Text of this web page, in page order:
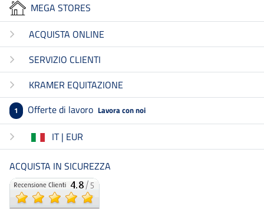
MEGA STORES
ACQUISTA ONLINE
SERVIZIO CLIENTI
KRAMER EQUITAZIONE
1 Offerte di lavoro Lavora con noi
IT | EUR
ACQUISTA IN SICUREZZA